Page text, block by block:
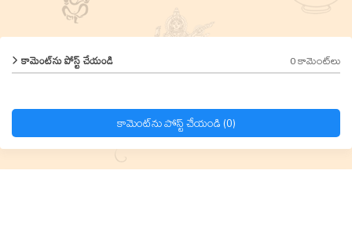
కామెంట్‌ను పోస్ట్ చేయండి 0 కామెంట్‌లు
కామెంట్‌ను పోస్ట్ చేయండి (0)